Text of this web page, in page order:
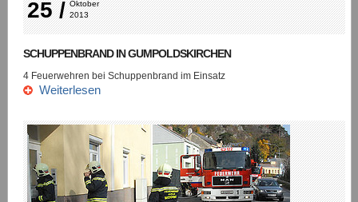
25 / Oktober
2013
SCHUPPENBRAND IN GUMPOLDSKIRCHEN
4 Feuerwehren bei Schuppenbrand im Einsatz
Weiterlesen